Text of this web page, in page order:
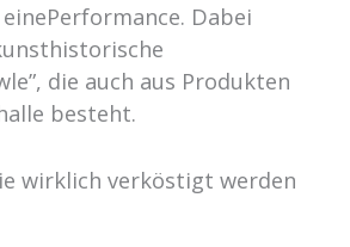
Dabei
die auch aus Produkten
besteht.
wirklich verköstigt werden